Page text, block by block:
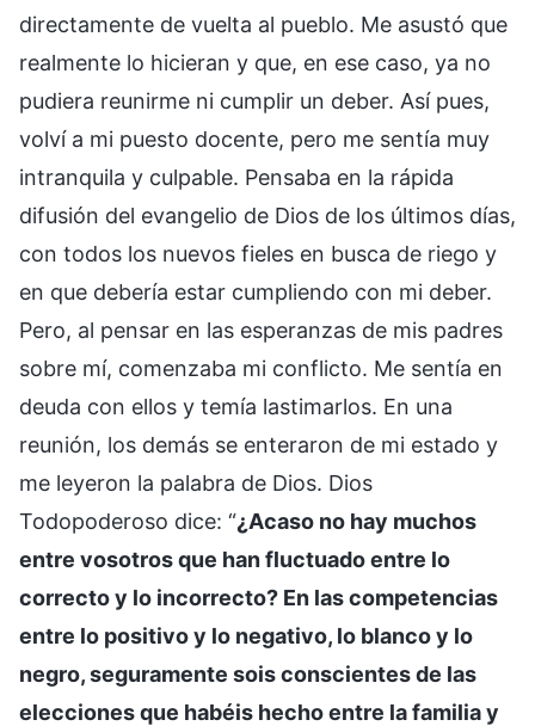
directamente de vuelta al pueblo. Me asustó que
realmente lo hicieran y que, en ese caso, ya no
pudiera reunirme ni cumplir un deber. Así pues,
volví a mi puesto docente, pero me sentía muy
intranquila y culpable. Pensaba en la rápida
difusión del evangelio de Dios de los últimos días,
con todos los nuevos fieles en busca de riego y
en que debería estar cumpliendo con mi deber.
Pero, al pensar en las esperanzas de mis padres
sobre mí, comenzaba mi conflicto. Me sentía en
deuda con ellos y temía lastimarlos. En una
reunión, los demás se enteraron de mi estado y
me leyeron la palabra de Dios. Dios
Todopoderoso dice: “¿Acaso no hay muchos
entre vosotros que han fluctuado entre lo
correcto y lo incorrecto? En las competencias
entre lo positivo y lo negativo, lo blanco y lo
negro, seguramente sois conscientes de las
elecciones que habéis hecho entre la familia y